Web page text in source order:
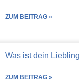
ZUM BEITRAG »
Was ist dein
ZUM BEITRAG »